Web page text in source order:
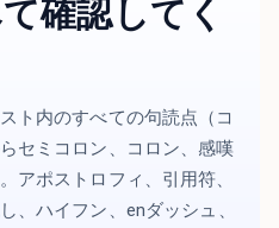
確認してく
ト内のすべての句読点（コ
セミコロン、コロン、感嘆
アポストロフィ、引用符、
、ハイフン、enダッシュ、